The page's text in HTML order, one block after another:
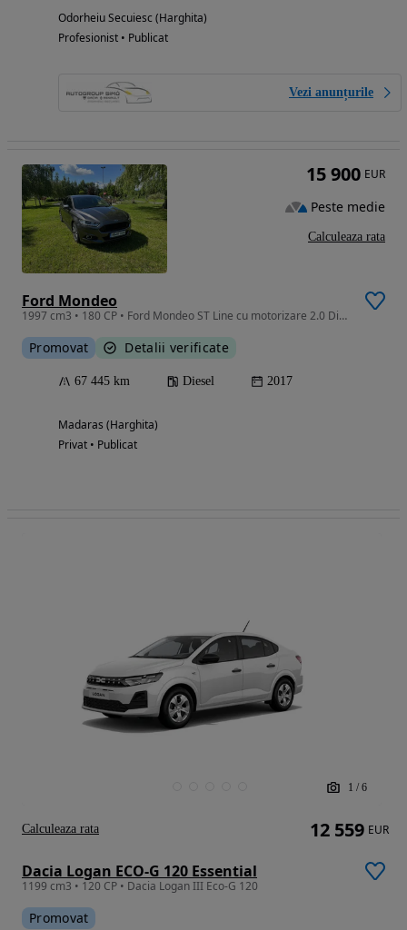
Odorheiu Secuiesc (Harghita)
Profesionist • Publicat
Vezi anunțurile
Ford Mondeo
1997 cm3 • 180 CP • Ford Mondeo ST Line cu motorizare 2.0 Diesel 132 kW(178CP) An fabricat
Promovat Detalii verificate
67 445 km Diesel 2017
Madaras (Harghita)
Privat • Publicat
15 900 EUR
Peste medie
Calculeaza rata
1 / 6
Dacia Logan ECO-G 120 Essential
1199 cm3 • 120 CP • Dacia Logan III Eco-G 120
Promovat
12 559 EUR
Calculeaza rata